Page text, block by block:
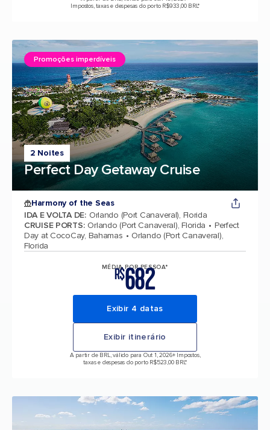
Impostos, taxas e despesas do porto R$933,00 BRL*
2 Noites
Perfect Day Getaway Cruise
Promoções imperdíveis
Harmony of the Seas
IDA E VOLTA DE: Orlando (Port Canaveral), Florida
CRUISE PORTS: Orlando (Port Canaveral), Florida
Perfect
Day at CocoCay, Bahamas
Orlando (Port Canaveral),
Florida
MÉDIA POR PESSOA*
R$682
Exibir 4 datas
Exibir itinerário
A partir de BRL, válido para Out 1, 2026+ Impostos,
taxas e despesas do porto R$523,00 BRL*